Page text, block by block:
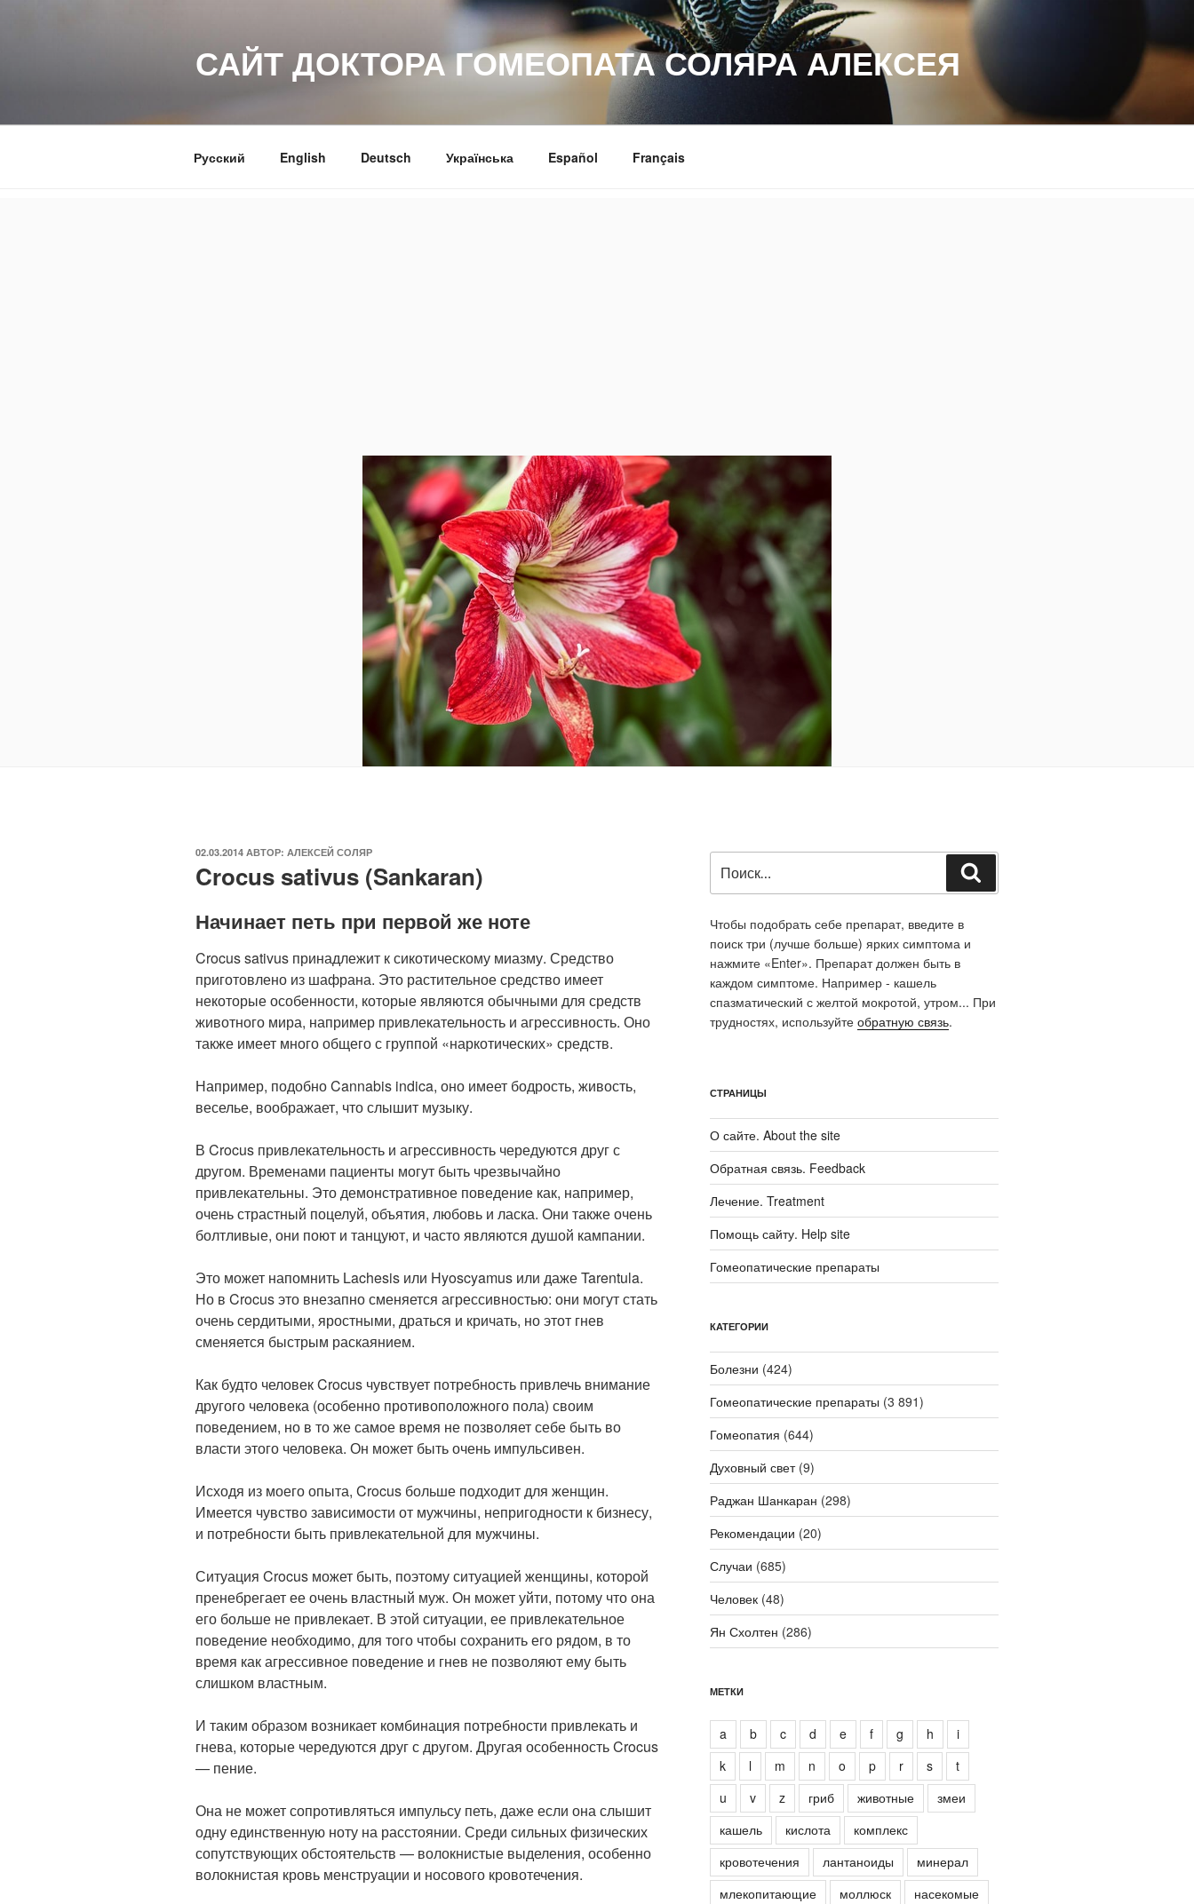
САЙТ ДОКТОРА ГОМЕОПАТА СОЛЯРА АЛЕКСЕЯ
Русский English Deutsch Українська Español Français
ОПУБЛИКОВАНО
02.03.2014 АВТОР: АЛЕКСЕЙ СОЛЯР
Crocus sativus (Sankaran)
Начинает петь при первой же ноте
Crocus sativus принадлежит к сикотическому миазму. Средство
приготовлено из шафрана. Это растительное средство имеет
некоторые особенности, которые являются обычными для средств
животного мира, например привлекательность и агрессивность. Оно
также имеет много общего с группой «наркотических» средств.
Например, подобно Cannabis indica, оно имеет бодрость, живость,
веселье, воображает, что слышит музыку.
В Crocus привлекательность и агрессивность чередуются друг с
другом. Временами пациенты могут быть чрезвычайно
привлекательны. Это демонстративное поведение как, например,
очень страстный поцелуй, объятия, любовь и ласка. Они также очень
болтливые, они поют и танцуют, и часто являются душой кампании.
Это может напомнить Lachesis или Hyoscyamus или даже Tarentula.
Но в Crocus это внезапно сменяется агрессивностью: они могут стать
очень сердитыми, яростными, драться и кричать, но этот гнев
сменяется быстрым раскаянием.
Как будто человек Crocus чувствует потребность привлечь внимание
другого человека (особенно противоположного пола) своим
поведением, но в то же самое время не позволяет себе быть во
власти этого человека. Он может быть очень импульсивен.
Исходя из моего опыта, Crocus больше подходит для женщин.
Имеется чувство зависимости от мужчины, непригодности к бизнесу,
и потребности быть привлекательной для мужчины.
Ситуация Crocus может быть, поэтому ситуацией женщины, которой
пренебрегает ее очень властный муж. Он может уйти, потому что она
его больше не привлекает. В этой ситуации, ее привлекательное
поведение необходимо, для того чтобы сохранить его рядом, в то
время как агрессивное поведение и гнев не позволяют ему быть
слишком властным.
И таким образом возникает комбинация потребности привлекать и
гнева, которые чередуются друг с другом. Другая особенность Crocus
— пение.
Она не может сопротивляться импульсу петь, даже если она слышит
одну единственную ноту на расстоянии. Среди сильных физических
сопутствующих обстоятельств — волокнистые выделения, особенно
волокнистая кровь менструации и носового кровотечения.
Чтобы подобрать себе препарат, введите в
поиск три (лучше больше) ярких симптома и
нажмите «Enter». Препарат должен быть в
каждом симптоме. Например - кашель
спазматический с желтой мокротой, утром... При
трудностях, используйте обратную связь.
СТРАНИЦЫ
О сайте. About the site
Обратная связь. Feedback
Лечение. Treatment
Помощь сайту. Help site
Гомеопатические препараты
КАТЕГОРИИ
Болезни (424)
Гомеопатические препараты (3 891)
Гомеопатия (644)
Духовный свет(9)
Раджан Шанкаран (298)
Рекомендации (20)
Случаи (685)
Человек(48)
Ян Схолтен (286)
МЕТКИ
a b c d e f g h
i
k
l m n o p r s
t
u
v z гриб животные
змеи
кашель
кислота
комплекс
кровотечения
лантаноиды
минерал
млекопитающие
моллюск
насекомые